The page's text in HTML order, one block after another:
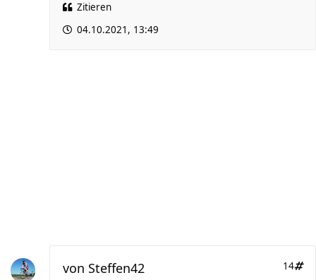
Zitieren
04.10.2021, 13:49
14
von Steffen42